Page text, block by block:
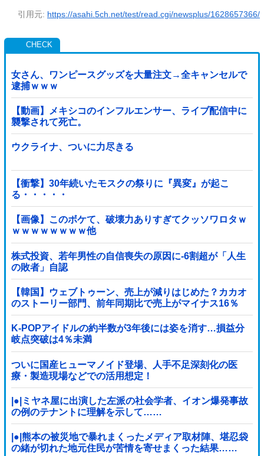
引用元: https://asahi.5ch.net/test/read.cgi/newsplus/1628657366/
女さん、ワンピースグッズを大量注文→全キャンセルで
逮捕ｗｗｗ
【動画】メキシコのインフルエンサー、ライブ配信中に
襲撃されて死亡。
ウクライナ、ついに力尽きる
【衝撃】30年続いたモスクの祭りに『異変』が起こ
る・・・・・
【画像】このボケて、破壊力ありすぎてクッソワロタｗ
ｗｗｗｗｗｗｗｗ他
株式投資、若年男性の自信喪失の原因に-6割超が「人生
の敗者」自認
【韓国】ウェブトゥーン、売上が減りはじめた？カカオ
のストーリー部門、前年同期比で売上がマイナス16％
K-POPアイドルの約半数が3年後には姿を消す…損益分
岐点突破は4％未満
ついに国産ヒューマノイド登場、人手不足深刻化の医
療・製造現場などでの活用想定！
|●|ミヤネ屋に出演した左派の社会学者、イオン爆発事故
の例のテナントに理解を示して……
|●|熊本の被災地で暴れまくったメディア取材陣、堪忍袋
の緒が切れた地元住民が苦情を寄せまくった結果……